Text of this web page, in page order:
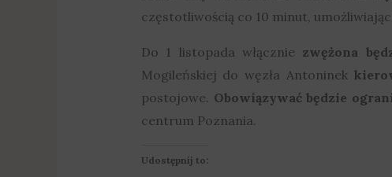
częstotliwością co 10 minut,
Do 1 listopada włącznie zwężona
Mogileńskiej do węzła Antoninek
postojowe. Obowiązywać będzie
centrum Poznania.
Udostępnij to: